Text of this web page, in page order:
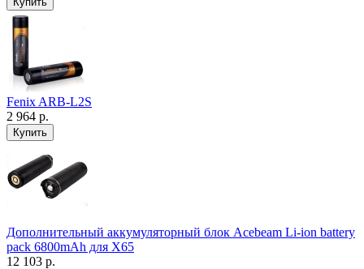
Fenix ARB-L2S
2 964 р.
Дополнительный аккумуляторный блок Acebeam Li-ion battery
pack 6800mAh для X65
12 103 р.